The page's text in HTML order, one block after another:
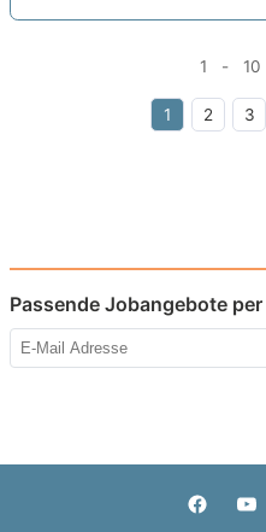
1 - 10
1 2 3
Passende Jobangebote